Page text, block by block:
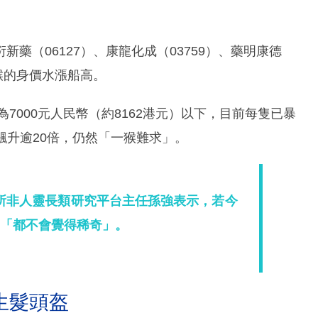
藥（06127）、康龍化成（03759）、藥明康德
身價水漲船高。
元人民幣（約8162港元）以下，目前每隻已暴
逾20倍，仍然「一猴難求」。
人靈長類研究平台主任孫強表示，若今
都不會覺得稀奇」。
髮頭盔